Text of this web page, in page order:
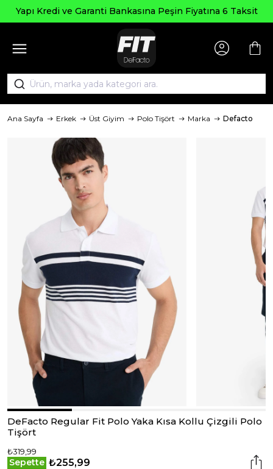
Yapı Kredi ve Garanti Bankasına Peşin Fiyatına 6 Taksit
Ana Sayfa Erkek Üst Giyim Polo Tişört Marka Defacto
DeFacto Regular Fit Polo Yaka Kısa Kollu Çizgili Polo
Tişört
₺319,99
Sepette ₺255,99